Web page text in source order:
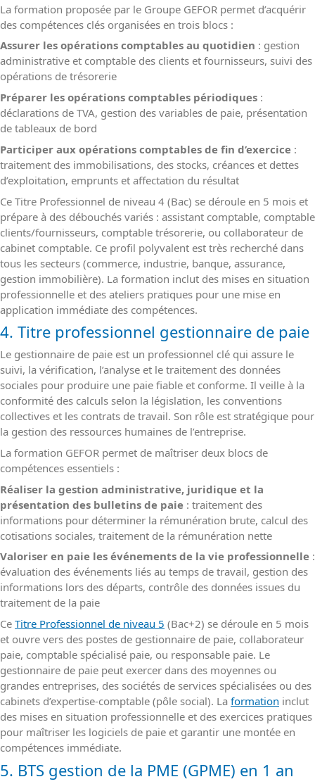
La formation proposée par le Groupe GEFOR permet d’acquérir
des compétences clés organisées en trois blocs :
Assurer les opérations comptables au quotidien : gestion
administrative et comptable des clients et fournisseurs, suivi des
opérations de trésorerie
Préparer les opérations comptables périodiques :
déclarations de TVA, gestion des variables de paie, présentation
de tableaux de bord
Participer aux opérations comptables de fin d’exercice :
traitement des immobilisations, des stocks, créances et dettes
d’exploitation, emprunts et affectation du résultat
Ce Titre Professionnel de niveau 4 (Bac) se déroule en 5 mois et
prépare à des débouchés variés : assistant comptable, comptable
clients/fournisseurs, comptable trésorerie, ou collaborateur de
cabinet comptable. Ce profil polyvalent est très recherché dans
tous les secteurs (commerce, industrie, banque, assurance,
gestion immobilière). La formation inclut des mises en situation
professionnelle et des ateliers pratiques pour une mise en
application immédiate des compétences.
4. Titre professionnel gestionnaire de paie
Le gestionnaire de paie est un professionnel clé qui assure le
suivi, la vérification, l’analyse et le traitement des données
sociales pour produire une paie fiable et conforme. Il veille à la
conformité des calculs selon la législation, les conventions
collectives et les contrats de travail. Son rôle est stratégique pour
la gestion des ressources humaines de l’entreprise.
La formation GEFOR permet de maîtriser deux blocs de
compétences essentiels :
Réaliser la gestion administrative, juridique et la
présentation des bulletins de paie : traitement des
informations pour déterminer la rémunération brute, calcul des
cotisations sociales, traitement de la rémunération nette
Valoriser en paie les événements de la vie professionnelle :
évaluation des événements liés au temps de travail, gestion des
informations lors des départs, contrôle des données issues du
traitement de la paie
Ce Titre Professionnel de niveau 5 (Bac+2) se déroule en 5 mois
et ouvre vers des postes de gestionnaire de paie, collaborateur
paie, comptable spécialisé paie, ou responsable paie. Le
gestionnaire de paie peut exercer dans des moyennes ou
grandes entreprises, des sociétés de services spécialisées ou des
cabinets d’expertise-comptable (pôle social). La formation inclut
des mises en situation professionnelle et des exercices pratiques
pour maîtriser les logiciels de paie et garantir une montée en
compétences immédiate.
5. BTS gestion de la PME (GPME) en 1 an